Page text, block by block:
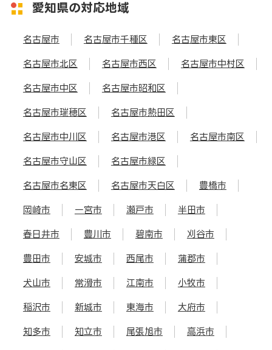
愛知県の対応地域
名古屋市 名古屋市千種区 名古屋市東区
名古屋市北区 名古屋市西区 名古屋市中村区
名古屋市中区 名古屋市昭和区
名古屋市瑞穂区 名古屋市熱田区
名古屋市中川区 名古屋市港区 名古屋市南区
名古屋市守山区 名古屋市緑区
名古屋市名東区 名古屋市天白区 豊橋市
岡崎市 一宮市 瀬戸市 半田市
春日井市 豊川市 碧南市 刈谷市
豊田市 安城市 西尾市 蒲郡市
犬山市 常滑市 江南市 小牧市
稲沢市 新城市 東海市 大府市
知多市 知立市 尾張旭市 高浜市